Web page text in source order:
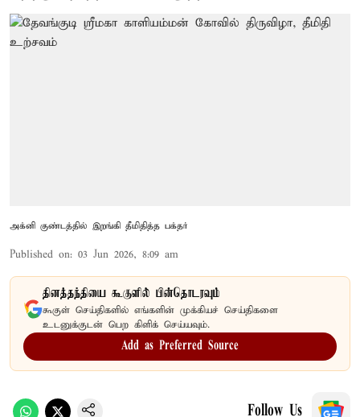
அக்னி குண்டத்தில் இறங்கி தீமிதித்த பக்தர்
Published on: 03 Jun 2026, 8:09 am
தினத்தந்தியை கூகுளில் பின்தொடரவும்
கூகுள் செய்திகளில் எங்களின் முக்கியச் செய்திகளை
உடனுக்குடன் பெற கிளிக் செய்யவும்.
Add as Preferred Source
Follow Us